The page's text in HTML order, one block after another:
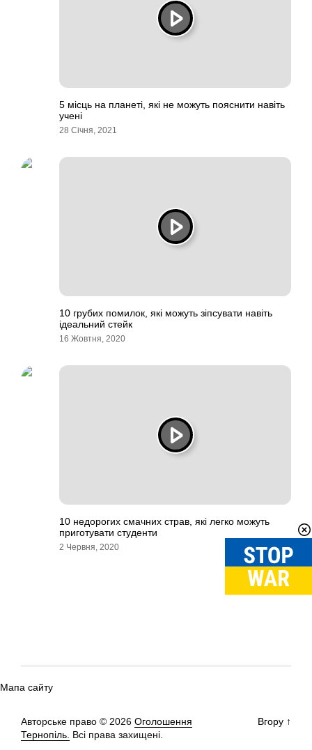
5 місць на планеті, які не можуть пояснити навіть
учені
28 Січня, 2021
10 грубих помилок, які можуть зіпсувати навіть
ідеальний стейк
16 Жовтня, 2020
10 недорогих смачних страв, які легко можуть
приготувати студенти
2 Червня, 2020
Мапа сайту
Авторське право © 2026 Оголошення
Тернопіль. Всі права захищені.
Вгору ↑